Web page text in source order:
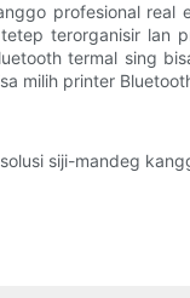
profesional
terorganisir
termal sing
milih printer
siji-mandeg